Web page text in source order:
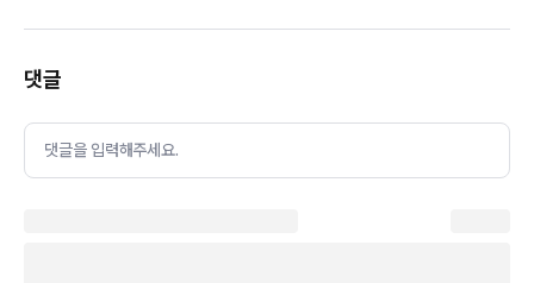
댓글
댓글을 입력해주세요.